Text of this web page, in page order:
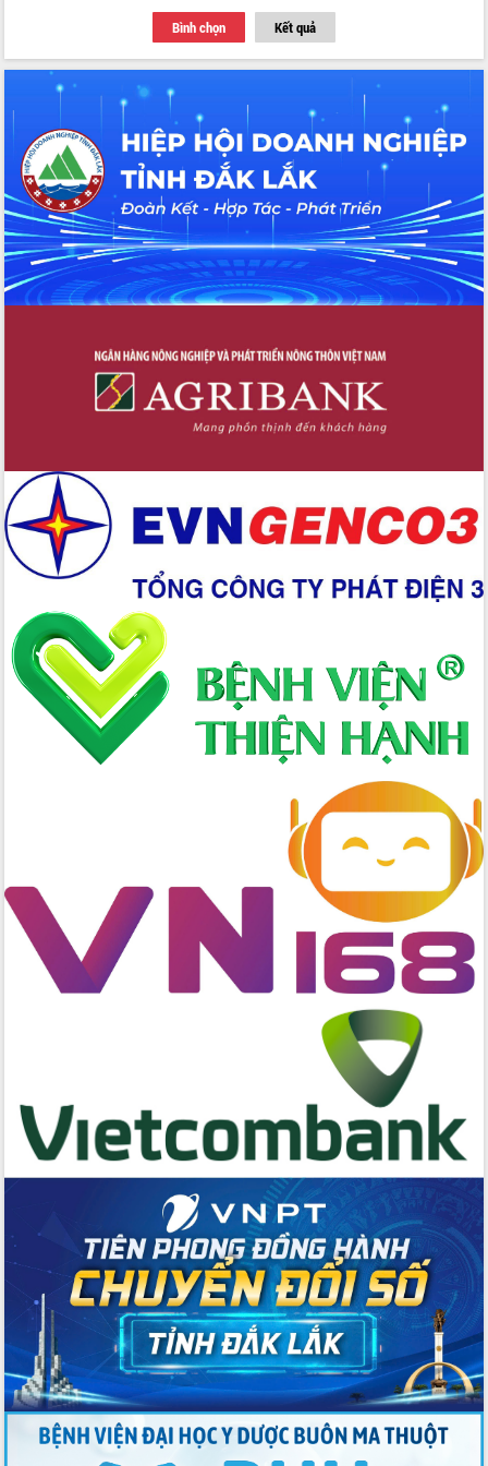
với Tập đoàn Bưu chính Viễn thông
Thứ trưởng Bộ Y tế làm việc với tỉnh
Đắk Lắk về phát triển nhân lực y tế
cho trạm y tế cấp xã
Du lịch Đắk Lắk nâng tầm trải nghiệm
du khách thông qua Hệ thống cơ sở dữ
liệu và Bản đồ số
Tập huấn ứng dụng trí tuệ nhân tạo (AI)
trong thương mại điện tử năm 2026
Đoàn đại biểu Quốc hội tỉnh Đắk Lắk
trao đổi thông tin trước Kỳ họp thứ
nhất, Quốc hội khóa XVI
thông nguồn lực phát triển
Nâng cao hiệu lực, hiệu quả HĐND
tỉnh thông qua hiện đại hóa hành chính
Xã Ea Phê gắn cải cách hành chính với
Phó Chủ tịch Thường trực UBND tỉnh
Hồ Thị Nguyên Thảo làm việc tại Trung
tâm Phục vụ hành chính công xã Ea
Phê
Xây dựng nền hành chính số đồng
hành cùng nông dân dân, doanh nghiệp
Giai đoạn 2026-2030, Đắk Lắk phấn
đấu có 77% xã đạt chuẩn nông thôn
mới
Chuyển đổi số 'mở đường' cho nông
nghiệp Đắk Lắk tăng trưởng bứt phá
Triển khai đồng bộ đo đạc, lập hồ sơ
địa chính, hoàn thiện cơ sở dữ liệu đất
Đảng từ Sổ tay đảng viên điện tử
Đắk Lắk đẩy mạnh nuôi biển công
nghệ, hướng tới phát triển thủy sản
bền vững
Tập huấn nâng cao năng lực triển khai
2026
Đẩy mạnh cải cách hành chính, quyết
tâm đạt được mục tiêu tăng trưởng
hai con số trong năm 2026
Tổ chức trang trọng Lễ hội Đền thờ
Lương Văn Chánh năm 2026
Phó Bí thư Tỉnh ủy Đắk Lắk Đỗ Hữu
Huy giữ chức Bí thư Đảng ủy Ủy Ban
Nhân dân tỉnh
Bệnh án điện tử thúc đẩy chuyển đổi
số y tế tại Đắk Lắk
Chuyển đổi số thư viện: Mở rộng
không gian tri thức trong thời đại số
Đánh giá, rút kinh nghiệm công tác tổ
chức diễn tập trước ngày bầu cử
Bình chọn Kết quả